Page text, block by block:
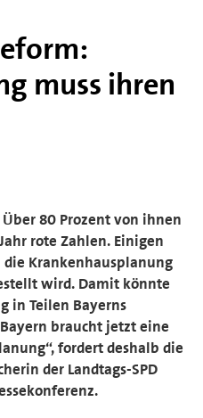
muss ihren
80 Prozent von ihnen
rote Zahlen. Einigen
Krankenhausplanung
wird. Damit könnte
in Teilen Bayerns
braucht jetzt eine
fordert deshalb die
der Landtags-SPD